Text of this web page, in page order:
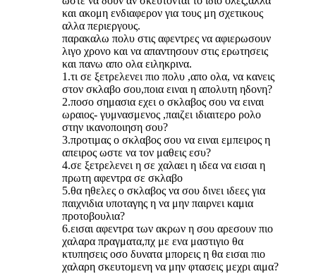
και ακομη ενδιαφερον για τους μη σχετικους
αλλα περιεργους.
παρακαλω πολυ στις αφεντρες να αφιερωσουν
λιγο χρονο και να απαντησουν στις ερωτησεις
και πανω απο ολα ειληκρινα.
1.τι σε ξετρελενει πιο πολυ ,απο ολα, να κανεις
στον σκλαβο σου,ποια ειναι η απολυτη ηδονη?
2.ποσο σημασια εχει ο σκλαβος σου να ειναι
ωραιος- γυμνασμενος ,παιζει ιδιαιτερο ρολο
στην ικανοποιηση σου?
3.προτιμας ο σκλαβος σου να ειναι εμπειρος η
απειρος ωστε να τον μαθεις εσυ?
4.σε ξετρελενει η σε χαλαει η ιδεα να εισαι η
πρωτη αφεντρα σε σκλαβο
5.θα ηθελες ο σκλαβος να σου δινει ιδεες για
παιχνιδια υποταγης η να μην παιρνει καμια
προτοβουλια?
6.εισαι αφεντρα των ακρων η σου αρεσουν πιο
χαλαρα πραγματα,πχ με ενα μαστιγιο θα
κτυπησεις οσο δυνατα μπορεις η θα εισαι πιο
χαλαρη σκευτομενη να μην φτασεις μεχρι αιμα?